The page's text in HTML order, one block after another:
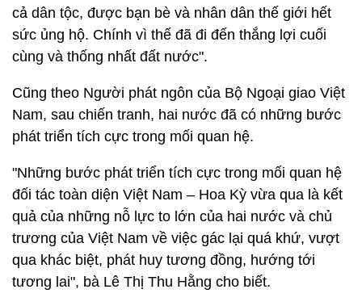
cả dân tộc, được bạn bè và nhân dân thế giới hết
sức ủng hộ. Chính vì thế đã đi đến thắng lợi cuối
cùng và thống nhất đất nước".
Cũng theo Người phát ngôn của Bộ Ngoại giao Việt
Nam, sau chiến tranh, hai nước đã có những bước
phát triển tích cực trong mối quan hệ.
"Những bước phát triển tích cực trong mối quan hệ
đối tác toàn diện Việt Nam – Hoa Kỳ vừa qua là kết
quả của những nỗ lực to lớn của hai nước và chủ
trương của Việt Nam về việc gác lại quá khứ, vượt
qua khác biệt, phát huy tương đồng, hướng tới
tương lai", bà Lê Thị Thu Hằng cho biết.